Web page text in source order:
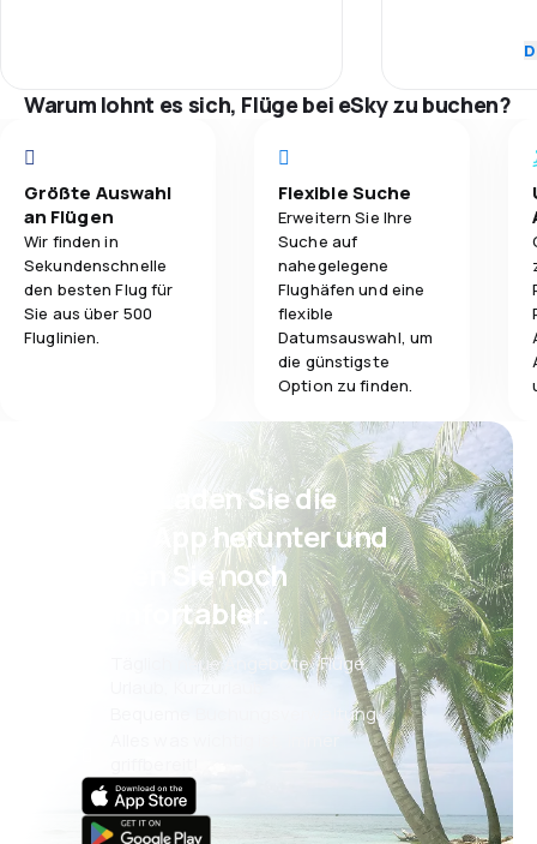
Warum lohnt es sich, Flüge bei eSky zu buchen?
Größte Auswahl
an Flügen
Wir finden in
Sekundenschnelle
den besten Flug für
Sie aus über 500
Fluglinien.
Flexible Suche
Erweitern Sie Ihre
Suche auf
nahegelegene
Flughäfen und eine
flexible
Datumsauswahl, um
die günstigste
Option zu finden.
Psst! Laden Sie die
eSky App herunter und
reisen Sie noch
komfortabler.
Täglich neue Angebote: Flüge,
Bequeme Buchungsverwaltung